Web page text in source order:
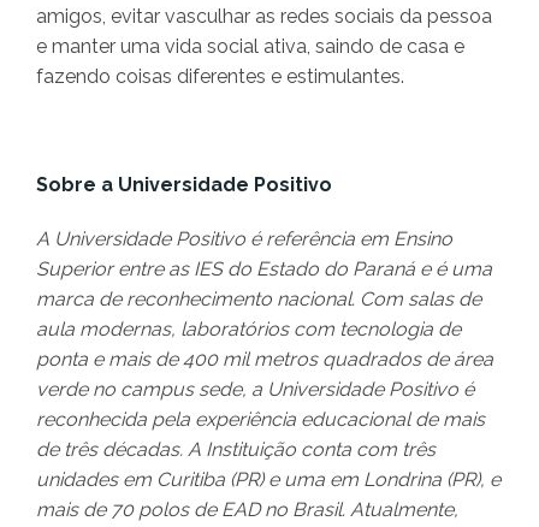
amigos, evitar vasculhar as redes sociais da pessoa
e manter uma vida social ativa, saindo de casa e
fazendo coisas diferentes e estimulantes.
Sobre a Universidade Positivo
A Universidade Positivo é referência em Ensino
Superior entre as IES do Estado do Paraná e é uma
marca de reconhecimento nacional. Com salas de
aula modernas, laboratórios com tecnologia de
ponta e mais de 400 mil metros quadrados de área
verde no campus sede, a Universidade Positivo é
reconhecida pela experiência educacional de mais
de três décadas. A Instituição conta com três
unidades em Curitiba (PR) e uma em Londrina (PR), e
mais de 70 polos de EAD no Brasil. Atualmente,